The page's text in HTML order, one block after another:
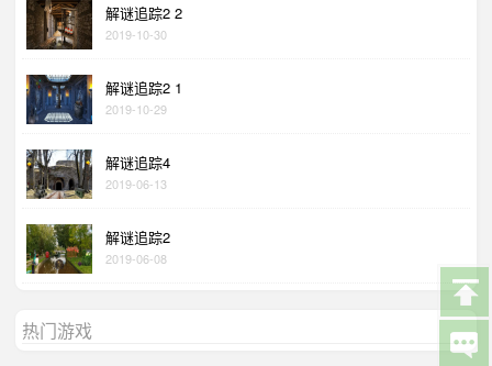
解谜追踪2 2
2019-10-30
解谜追踪2 1
2019-10-29
解谜追踪4
2019-06-13
解谜追踪2
2019-06-08
热门游戏